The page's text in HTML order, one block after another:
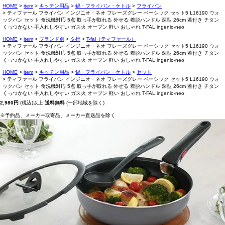
HOME item キッチン用品 鍋・フライパン・ケトル
フライパン
ティファール フライパン インジニオ・ネオ フレーズグレー ベーシック セット5 L16190 ウォ
ックパン セット 食洗機対応 5点 取っ手が取れる 外せる 着脱ハンドル 深型 26cm 蓋付き チタン
くっつかない 手入れしやすい ガス火 オーブン 軽い おしゃれ T-FAL ingenio-neo
HOME item ブランド別 タ行
T-fal（ティファール）
ティファール フライパン インジニオ・ネオ フレーズグレー ベーシック セット5 L16190 ウォ
ックパン セット 食洗機対応 5点 取っ手が取れる 外せる 着脱ハンドル 深型 26cm 蓋付き チタン
くっつかない 手入れしやすい ガス火 オーブン 軽い おしゃれ T-FAL ingenio-neo
HOME item キッチン用品 鍋・フライパン・ケトル
セット
ティファール フライパン インジニオ・ネオ フレーズグレー ベーシック セット5 L16190 ウォ
ックパン セット 食洗機対応 5点 取っ手が取れる 外せる 着脱ハンドル 深型 26cm 蓋付き チタン
くっつかない 手入れしやすい ガス火 オーブン 軽い おしゃれ T-FAL ingenio-neo
2,980円 (税込)以上 送料無料 (一部地域を除く)
※予約品、メーカー取寄品、メーカー直送品を除く